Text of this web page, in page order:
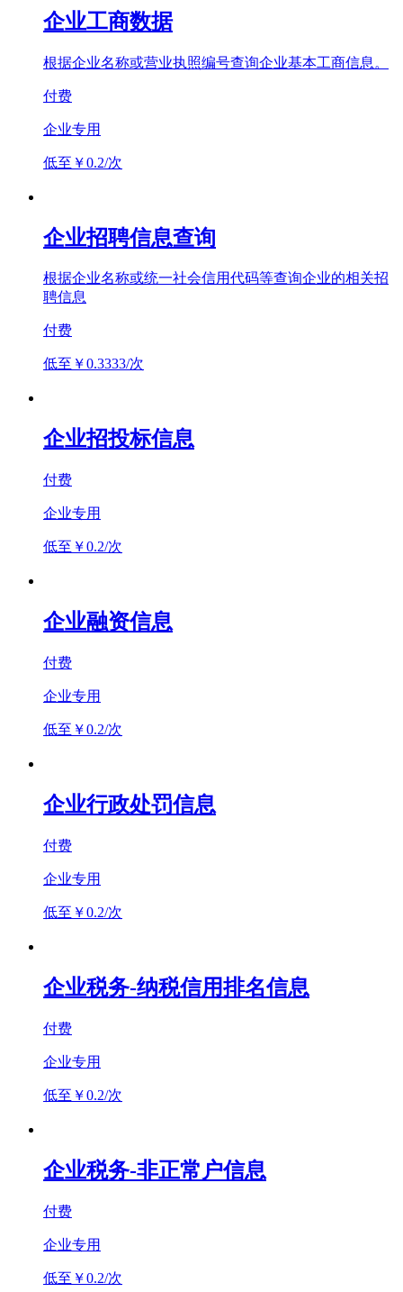
企业工商数据
根据企业名称或营业执照编号查询企业基本工商信息。
付费
企业专用
低至￥0.2/次
企业招聘信息查询
根据企业名称或统一社会信用代码等查询企业的相关招
聘信息
付费
低至￥0.3333/次
企业招投标信息
付费
企业专用
低至￥0.2/次
企业融资信息
付费
企业专用
低至￥0.2/次
企业行政处罚信息
付费
企业专用
低至￥0.2/次
企业税务-纳税信用排名信息
付费
企业专用
低至￥0.2/次
企业税务-非正常户信息
付费
企业专用
低至￥0.2/次